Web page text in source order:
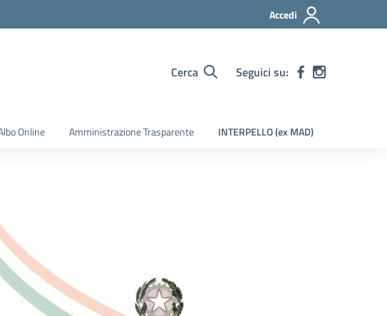
Accedi
Cerca Seguici su:
Online Amministrazione Trasparente INTERPELLO (ex MAD)